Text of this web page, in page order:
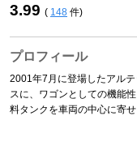
3.99 ( 148 件)
プロフィール
2001年7月に登場したアル
スに、ワゴンとしての機能
料タンクを車両の中心に寄